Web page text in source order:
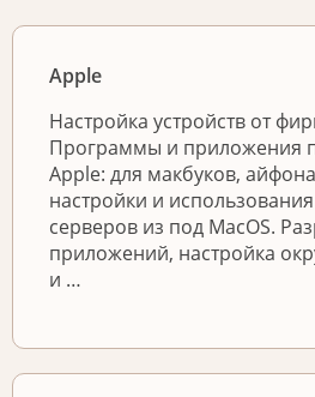
Apple
Настройка устройств от
Программы и приложения
Apple: для макбуков,
настройки и
серверов из под MacOS.
приложений, настройка
и …